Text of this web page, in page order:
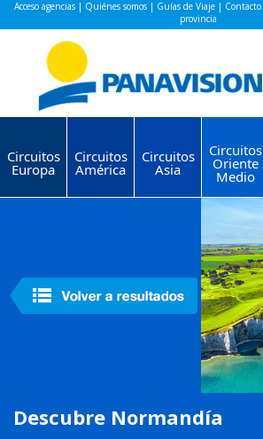
Acceso agencias | Quiénes somos | Guías de Viaje | Contacto
provincia
Circuitos
Europa
Circuitos
América
Circuitos
Asia
Circuitos
Oriente
Medio
Descubre Normandía